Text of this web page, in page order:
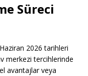
Süreci
2026 tarihleri
merkezi tercihlerinde
avantajlar veya